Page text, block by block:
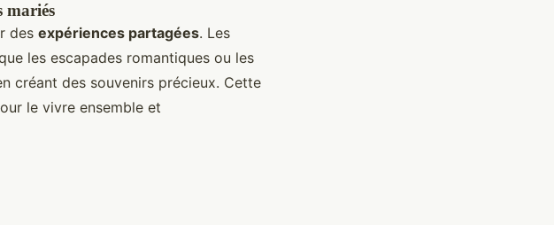
mariés
des expériences partagées. Les
les escapades romantiques ou les
créant des souvenirs précieux. Cette
le vivre ensemble et